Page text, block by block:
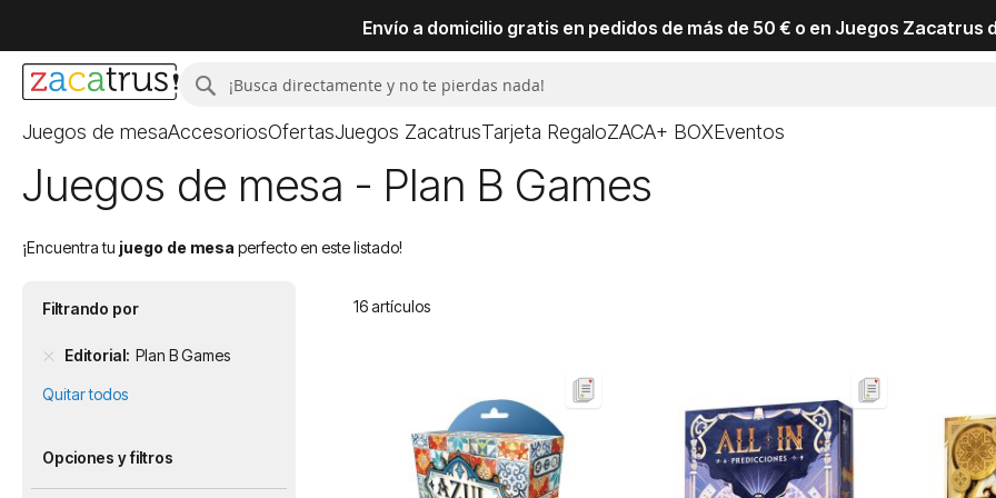
Envío a domicilio gratis en pedidos de más de 50 € o en Juegos Zacatrus
Buscar
Juegos de mesaAccesoriosOfertasJuegos ZacatrusTarjeta RegaloZACA+ BOXEventos
Juegos de mesa - Plan B Games
¡Encuentra tu juego de mesa perfecto en este listado!
16artículos
Filtrando por
Editorial Plan B Games
Quitar todos
Opciones y filtros